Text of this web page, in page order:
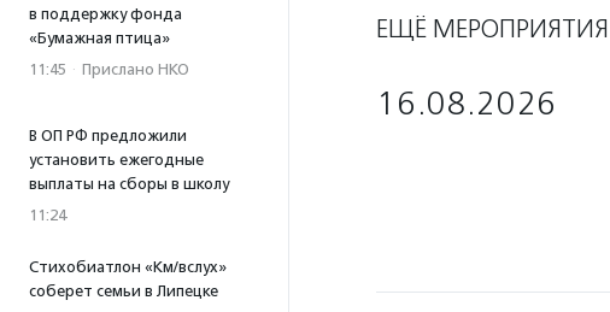
в поддержку фонда
«Бумажная птица»
11:45 · Прислано НКО
В ОП РФ предложили
установить ежегодные
выплаты на сборы в школу
11:24
Стихобиатлон «Км/вслух»
соберет семьи в Липецке
ЕЩЁ МЕРОПРИЯТИЯ
16.08.2026